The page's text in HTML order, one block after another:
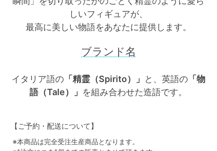
しいフィギュアが、
最高に美しい物語をあなたに提供します。
ブランド名
イタリア語の「精霊（Spirito）」 と、英語の「物
語（Tale）」 を組み合わせた造語です。
【ご予約・配送について】
※本商品は完全受注生産商品となります。